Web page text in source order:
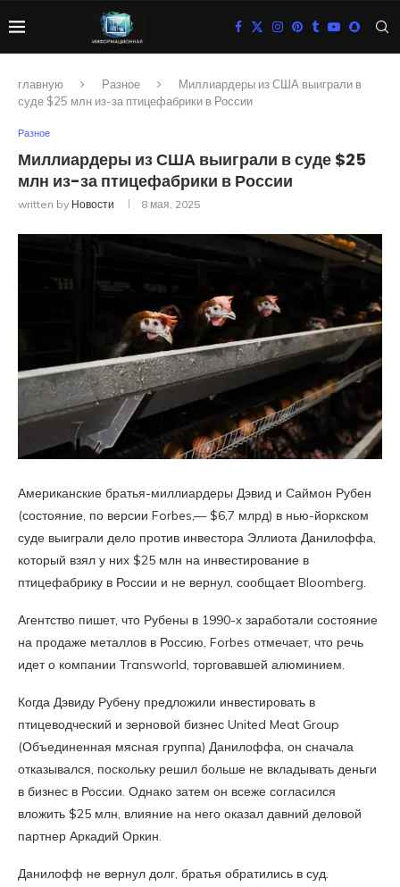
главную Разное
Миллиардеры из США выиграли в
суде $25 млн из-за птицефабрики в России
Разное
Миллиардеры из США выиграли в суде $25
млн из-за птицефабрики в России
written by Новости 8 мая, 2025
Американские братья-миллиардеры Дэвид и Саймон Рубен
(состояние, по версии Forbes,— $6,7 млрд) в нью-йоркском
суде выиграли дело против инвестора Эллиота Данилоффа,
который взял у них $25 млн на инвестирование в
птицефабрику в России и не вернул, сообщает Bloomberg.
Агентство пишет, что Рубены в 1990-х заработали состояние
на продаже металлов в Россию, Forbes отмечает, что речь
идет о компании Transworld, торговавшей алюминием.
Когда Дэвиду Рубену предложили инвестировать в
птицеводческий и зерновой бизнес United Meat Group
(Объединенная мясная группа) Данилоффа, он сначала
отказывался, поскольку решил больше не вкладывать деньги
в бизнес в России. Однако затем он всеже согласился
вложить $25 млн, влияние на него оказал давний деловой
партнер Аркадий Оркин.
Данилофф не вернул долг, братья обратились в суд.